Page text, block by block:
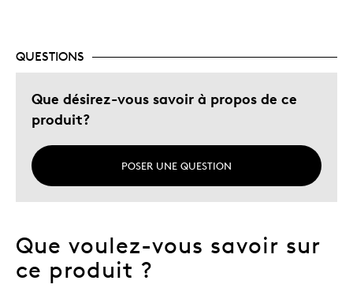
Décrivez-vous
QUESTIONS
Que désirez-vous savoir à propos de ce
produit?
POSER UNE QUESTION
Que voulez-vous savoir sur
ce produit ?